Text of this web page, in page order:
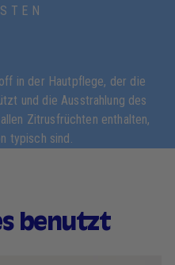
in der Hautpflege, der die
und die Ausstrahlung des
Zitrusfrüchten enthalten,
typisch sind.
benutzt